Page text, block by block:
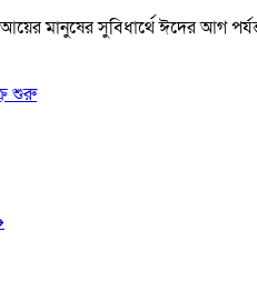
মানুষের সুবিধার্থে ঈদের আগ
শুরু